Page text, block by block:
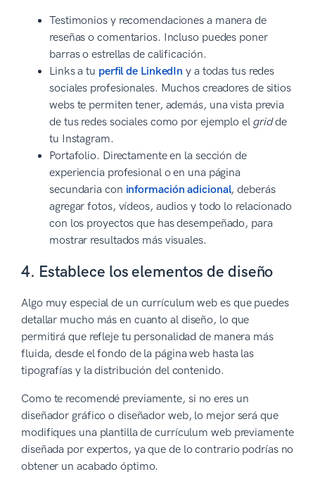
Testimonios y recomendaciones a manera de
reseñas o comentarios. Incluso puedes poner
barras o estrellas de calificación.
Links a tu perfil de LinkedIn y a todas tus redes
sociales profesionales. Muchos creadores de sitios
webs te permiten tener, además, una vista previa
de tus redes sociales como por ejemplo el gridde
tu Instagram.
Portafolio. Directamente en la sección de
experiencia profesional o en una página
secundaria con información adicional, deberás
agregar fotos, vídeos, audios y todo lo relacionado
con los proyectos que has desempeñado, para
mostrar resultados más visuales.
4. Establece los elementos de diseño
Algo muy especial de un currículum web es que puedes
detallar mucho más en cuanto al diseño, lo que
permitirá que refleje tu personalidad de manera más
fluida, desde el fondo de la página web hasta las
tipografías y la distribución del contenido.
Como te recomendé previamente, si no eres un
diseñador gráfico o diseñador web, lo mejor será que
modifiques una plantilla de currículum web previamente
diseñada por expertos, ya que de lo contrario podrías no
obtener un acabado óptimo.